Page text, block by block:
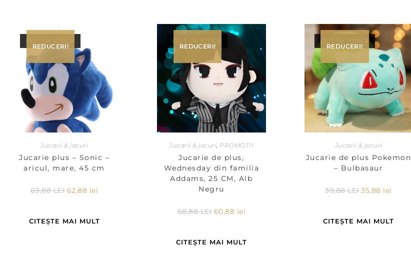
OUT OF STOCK
REDUCERI!
Jucarii & jocuri
Jucarie plus – Sonic –
aricul, mare, 45 cm
69,88LEI 62,88 lei
CITEȘTE MAI MULT
OUT OF STOCK
REDUCERI!
Jucarii & jocuri PROMOTII
Jucarie de plus,
Wednesday din familia
Addams, 25 CM, Alb
Negru
68,88LEI 60,88 lei
CITEȘTE MAI MULT
OUT OF STOCK
REDUCERI!
Jucarii & jocuri
Jucarie de plus Pokemon
– Bulbasaur
39,88LEI 35,88 lei
CITEȘTE MAI MULT